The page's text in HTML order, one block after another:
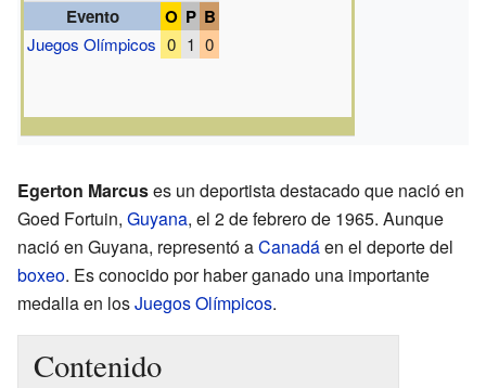
Evento
O P B
Juegos Olímpicos 0 1 0
Egerton Marcuses un deportista destacado que nació en
Goed Fortuin, Guyana, el 2 de febrero de 1965. Aunque
nació en Guyana, representó aCanadáen el deporte del
boxeo. Es conocido por haber ganado una importante
medalla en losJuegos Olímpicos.
Contenido